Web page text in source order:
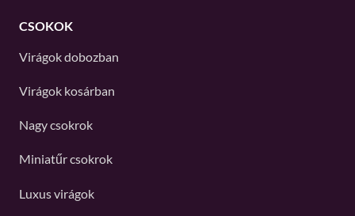
CSOKOK
Virágok dobozban
Virágok kosárban
Nagy csokrok
Miniatűr csokrok
Luxus virágok